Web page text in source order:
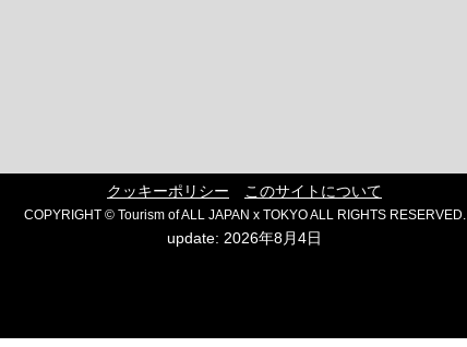
クッキーポリシー このサイトについて
COPYRIGHT © Tourism of ALL JAPAN x TOKYO ALL RIGHTS RESERVED.
update: 2026年8月4日